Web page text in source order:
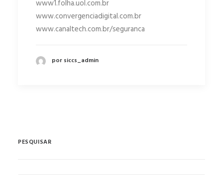
www1.folha.uol.com.br
www.convergenciadigital.com.br
www.canaltech.com.br/seguranca
por siccs_admin
PESQUISAR